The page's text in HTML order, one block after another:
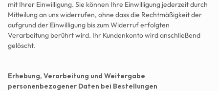
mit Ihrer Einwilligung. Sie können Ihre Einwilligung jederzeit durch
Mitteilung an uns widerrufen, ohne dass die Rechtmäßigkeit der
aufgrund der Einwilligung bis zum Widerruf erfolgten
Verarbeitung berührt wird. Ihr Kundenkonto wird anschließend
gelöscht.
Erhebung, Verarbeitung und Weitergabe
personenbezogener Daten bei Bestellungen